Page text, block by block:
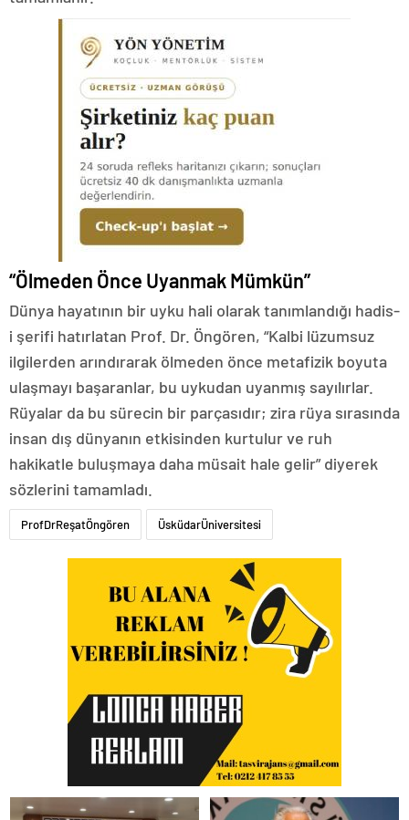
“Ölmeden Önce Uyanmak Mümkün”
Dünya hayatının bir uyku hali olarak tanımlandığı hadis-
i şerifi hatırlatan Prof. Dr. Öngören, “Kalbi lüzumsuz
ilgilerden arındırarak ölmeden önce metafizik boyuta
ulaşmayı başaranlar, bu uykudan uyanmış sayılırlar.
Rüyalar da bu sürecin bir parçasıdır; zira rüya sırasında
insan dış dünyanın etkisinden kurtulur ve ruh
hakikatle buluşmaya daha müsait hale gelir” diyerek
sözlerini tamamladı.
ProfDrReşatÖngören ÜsküdarÜniversitesi